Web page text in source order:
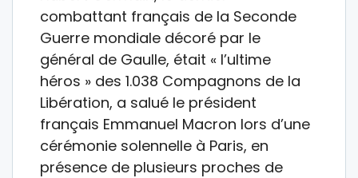
combattant français de la Seconde
Guerre mondiale décoré par le
général de Gaulle, était « l’ultime
héros » des 1.038 Compagnons de la
Libération, a salué le président
français Emmanuel Macron lors d’une
cérémonie solennelle à Paris, en
présence de plusieurs proches de